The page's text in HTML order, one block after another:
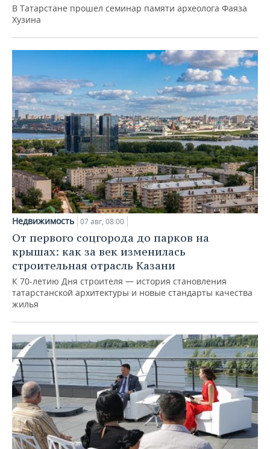
В Татарстане прошел семинар памяти археолога Фаяза
Хузина
Недвижимость 07 авг, 08:00
От первого соцгорода до парков на
крышах: как за век изменилась
строительная отрасль Казани
К 70-летию Дня строителя — история становления
татарстанской архитектуры и новые стандарты качества
жилья